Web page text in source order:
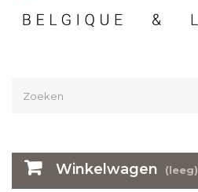
Winkelwagen (leeg)